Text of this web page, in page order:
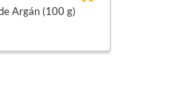
Argán (100 g)